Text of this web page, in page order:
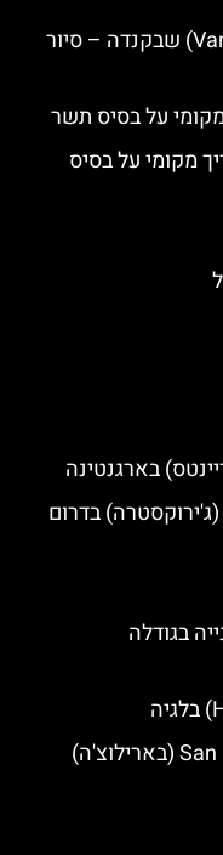
סיורים חינמיים בונקובר (Vancouver) שבקנדה – סיור
על בסיס תשר
מקומי על בסיס
סיורים חינמיים בעיר Gjirokaster (ג'ירוקסטרה) בדרום
בגודלה
סיור חינם בSan Carlos de Bariloche (בארילוצ'ה)